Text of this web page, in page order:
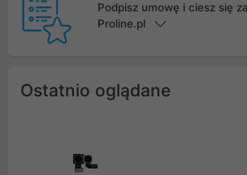
Podpisz umowę i ciesz się
Proline.pl
Ostatnio oglądane